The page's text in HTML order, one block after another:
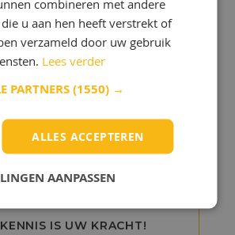
OlieOnline!
kopen bij OlieOnline?
u van veel
IS UW KRACHT!
combineren met andere
u aan hen heeft verstrekt of
verzameld door uw gebruik
Lees verder
PARTNERS(1550) →
ALLES ACCEPTEREN
AANPASSEN